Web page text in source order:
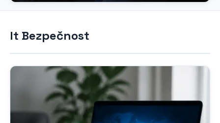
It Bezpečnost